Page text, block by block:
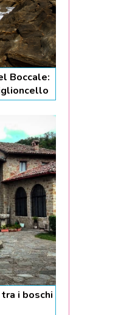
Boccale:
i boschi